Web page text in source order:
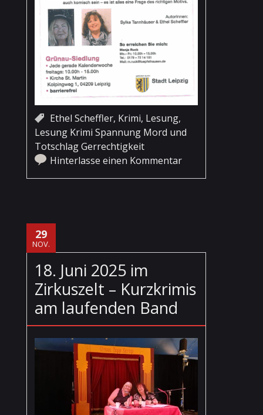
Ethel Scheffler, Krimi, Lesung,
Lesung Krimi Spannung Mord und
Totschlag Gerrechtigkeit
Hinterlasse einen Kommentar
29
NOV.
18. Juni 2025 im
Zirkuszelt – Kurzkrimis
am laufenden Band